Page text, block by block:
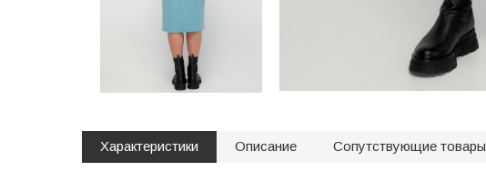
Характеристики Описание Сопутствующие товары